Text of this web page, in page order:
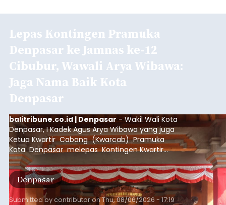
Lepas Kontingen Pramuka
Denpasar ke Jamnas ke-12
Cibubur, Wawali Arya Wibawa:
Jaga Nama Baik Kota
Denpasar
balitribune.co.id | Denpasar- Wakil Wali Kota
Denpasar, I Kadek Agus Arya Wibawa yang juga
Ketua Kwartir Cabang (Kwarcab) Pramuka
Kota Denpasar melepas Kontingen Kwartir
Cabang Gerakan Pramuka Denpasar yang akan
mengikuti Jambore Nasional Pramuka ke-12
Tahun 2026 di Bumi Perkemahan Cibubur,
Jakarta Timur.
Denpasar
Submitted bycontributoronThu, 08/06/2026 - 17:19